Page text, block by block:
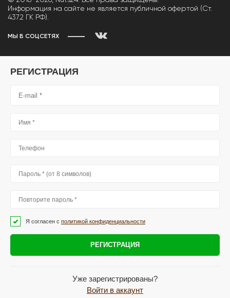
Информация на сайте не является публичной офертой (Ст.
437.2 ГК РФ).
МЫ В СОЦСЕТЯХ
РЕГИСТРАЦИЯ
Я согласен с политикой конфиденциальности
РЕГИСТРАЦИЯ
Уже зарегистрированы?
Войти в аккаунт